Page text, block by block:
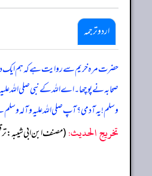
اردو ترجمہ
حضرت مرہ خریم سے روایت ہے کہ ہم ایک دن
صحابہ نے پوچھا۔ اے اللہ کے نبی صلی اللہ
وسلم! یہ آدمی؟ آپ صلی اللہ علیہ وآلہ وسلم
تخریج الحدیث:(مصنف ابن ابي شيبه: ترقيم سعد الشثري